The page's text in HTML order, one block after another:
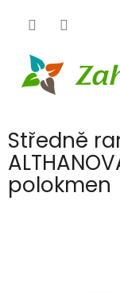
Středně
polokmen